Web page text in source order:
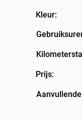
Kleur:
Prijs: